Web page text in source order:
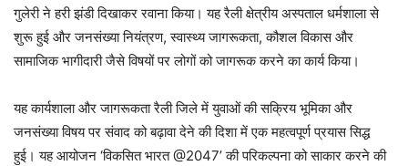
गुलेरी ने हरी झंडी दिखाकर रवाना किया। यह रैली क्षेत्रीय अस्पताल धर्मशाला से
शुरू हुई और जनसंख्या नियंत्रण, स्वास्थ्य जागरूकता, कौशल विकास और
सामाजिक भागीदारी जैसे विषयों पर लोगों को जागरूक करने का कार्य किया।
यह कार्यशाला और जागरूकता रैली जिले में युवाओं की सक्रिय भूमिका और
जनसंख्या विषय पर संवाद को बढ़ावा देने की दिशा में एक महत्वपूर्ण प्रयास सिद्ध
हुई। यह आयोजन ‘विकसित भारत @2047’ की परिकल्पना को साकार करने की